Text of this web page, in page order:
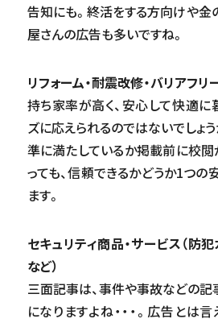
告知にも。終活をする方向けや金
屋さんの広告も多いですね。
リフォーム・耐震改修・バリアフリ
持ち家率が高く、安心して快適に
ズに応えられるのではないでしょ
準に満たしているか掲載前に校閲
っても、信頼できるかどうか1つ
ます。
セキュリティ商品・サービス（防
など）
三面記事は、事件や事故などの記
になりますよね・・・。広告とは